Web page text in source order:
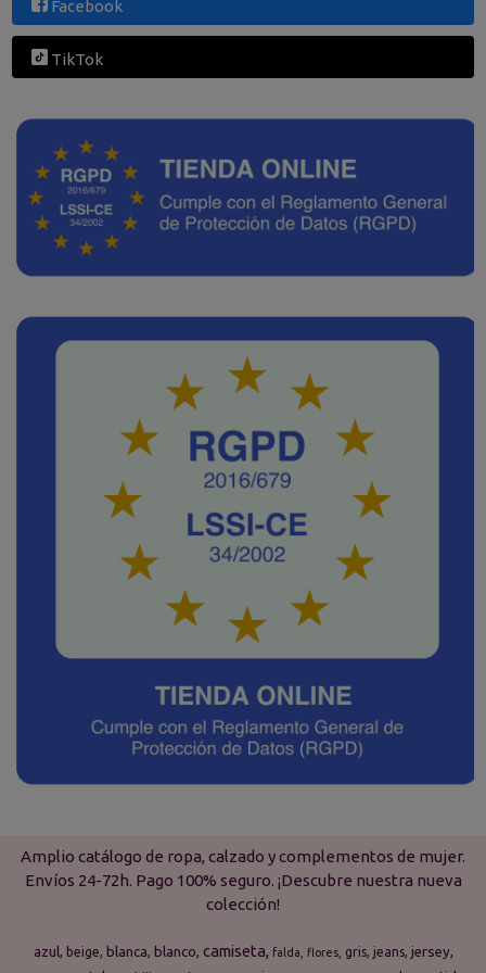
Facebook
TikTok
Amplio catálogo de ropa, calzado y complementos de mujer.
Envíos 24-72h. Pago 100% seguro. ¡Descubre nuestra nueva
colección!
azul beige blanca blanco camiseta falda flores gris jeans jersey